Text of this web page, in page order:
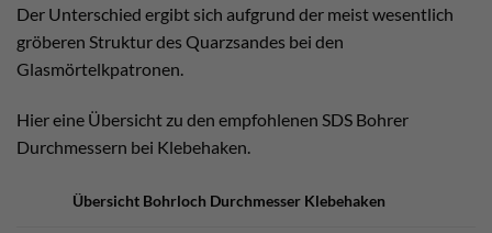
Der Unterschied ergibt sich aufgrund der meist wesentlich
gröberen Struktur des Quarzsandes bei den
Glasmörtelkpatronen.
Hier eine Übersicht zu den empfohlenen SDS Bohrer
Durchmessern bei Klebehaken.
Übersicht Bohrloch Durchmesser Klebehaken